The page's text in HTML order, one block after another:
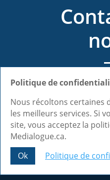
Lorsqu’il faut
blog à Laval pour
ou produits, il
parfait. Vous
d’accrocher
Ainsi, il peut être
contenu
Politique de
Nous récoltons certaines
les meilleurs services. Si
site, vous acceptez la
Medialogue.ca.
Ok
Politique de